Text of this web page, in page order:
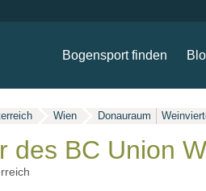
Bogensport finden
Wien Donauraum
des BC Union